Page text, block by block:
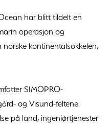
har blitt tildelt en
operasjon og
kontinentalsokkelen,
SIMOPRO-
og Visund-feltene.
på land, ingeniørtjenester